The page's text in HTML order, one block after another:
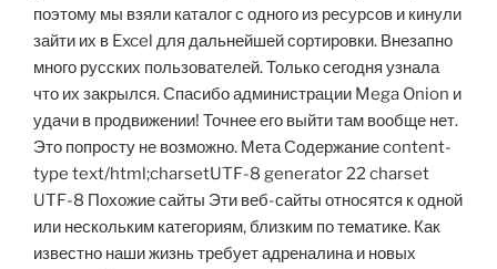
поэтому мы взяли каталог с одного из ресурсов и кинули
зайти их в Excel для дальнейшей сортировки. Внезапно
много русских пользователей. Только сегодня узнала
что их закрылся. Спасибо администрации Mega Onion и
удачи в продвижении! Точнее его выйти там вообще нет.
Это попросту не возможно. Мета Содержание content-
type text/html;charsetUTF-8 generator 22 charset
UTF-8 Похожие сайты Эти веб-сайты относятся к одной
или нескольким категориям, близким по тематике. Как
известно наши жизнь требует адреналина и новых